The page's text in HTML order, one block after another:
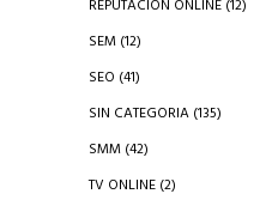
REPUTACIÓN ONLINE (12)
SEM (12)
SEO (41)
SIN CATEGORIA (135)
SMM (42)
TV ONLINE (2)